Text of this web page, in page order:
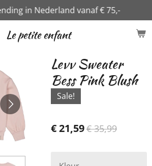
Le petite enfant
in Nederland vanaf € 75,-
Levv Sweater
Bess Pink Blush
Sale!
€ 21,59€ 35,99